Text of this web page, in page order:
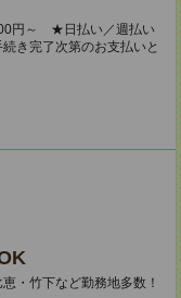
円～ ★日払い／週払い
き完了次第のお支払いと
・竹下など勤務地多数！